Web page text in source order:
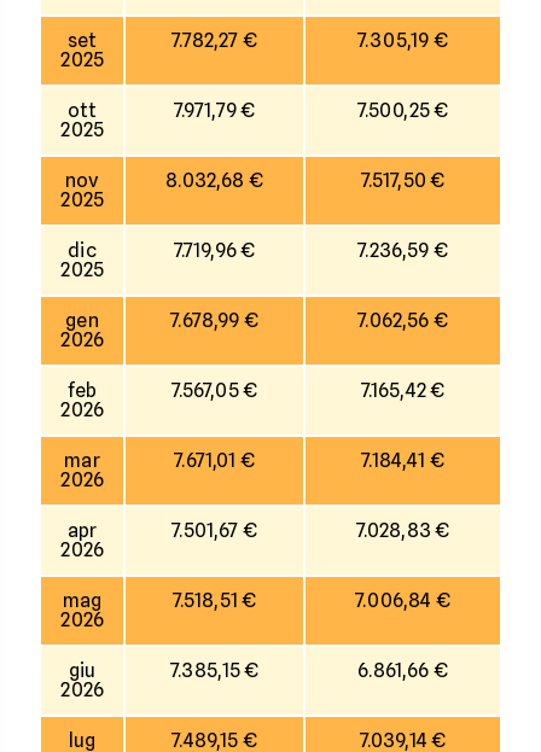
set
2025
7.782,27 € 7.305,19 €
ott
2025
7.971,79 € 7.500,25 €
nov
2025
8.032,68 € 7.517,50 €
dic
2025
7.719,96 € 7.236,59 €
gen
2026
7.678,99 € 7.062,56 €
feb
2026
7.567,05 € 7.165,42 €
mar
2026
7.671,01 € 7.184,41 €
apr
2026
7.501,67 € 7.028,83 €
mag
2026
7.518,51 € 7.006,84 €
giu
2026
7.385,15 € 6.861,66 €
lug
7.489,15 € 7.039,14 €